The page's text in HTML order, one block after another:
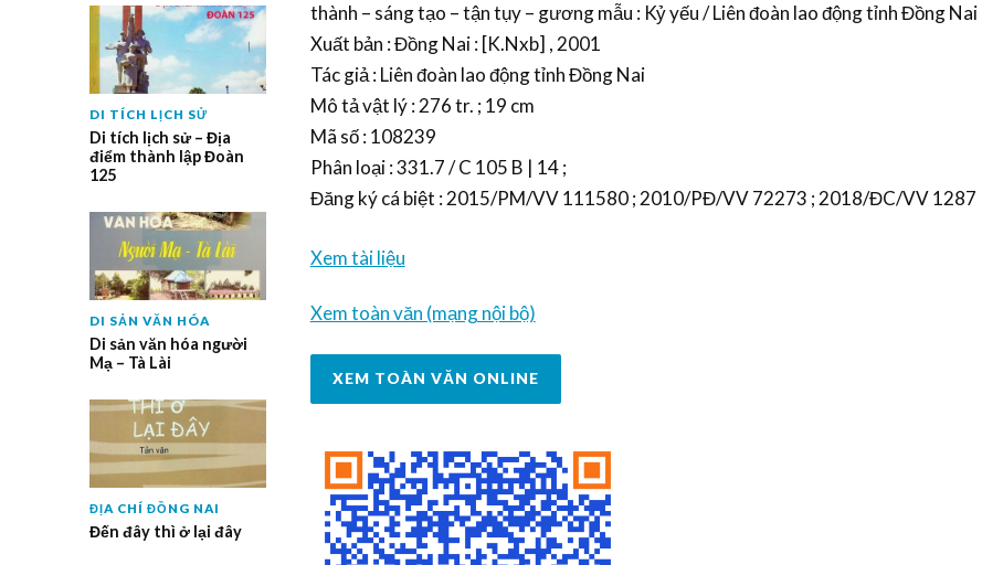
DI TÍCH LỊCH SỬ
Di tích lịch sử – Địa
điểm thành lập Đoàn
125
DI SẢN VĂN HÓA
Di sản văn hóa người
Mạ – Tà Lài
ĐỊA CHÍ ĐỒNG NAI
Đến đây thì ở lại đây
thành – sáng tạo – tận tụy – gương mẫu : Kỷ yếu / Liên đoàn lao động tỉnh Đồng Nai
Xuất bản : Đồng Nai : [K.Nxb] , 2001
Tác giả : Liên đoàn lao động tỉnh Đồng Nai
Mô tả vật lý : 276 tr. ; 19 cm
Mã số : 108239
Phân loại : 331.7 / C 105 B | 14 ;
Đăng ký cá biệt : 2015/PM/VV 111580 ; 2010/PĐ/VV 72273 ; 2018/ĐC/VV 1287
Xem tài liệu
Xem toàn văn (mạng nội bộ)
XEM TOÀN VĂN ONLINE